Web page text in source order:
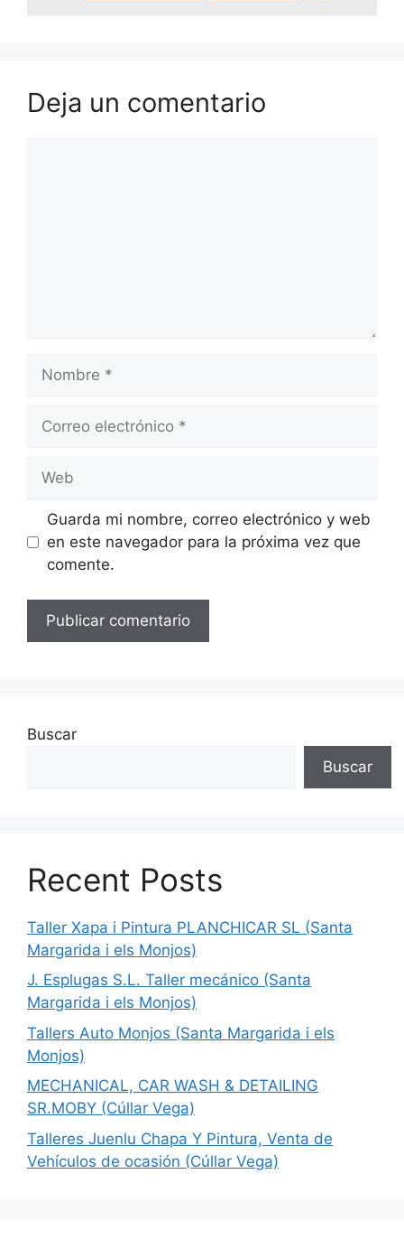
Deja un comentario
Nombre
Correo
Web
Guarda mi nombre, correo electrónico y web
en este navegador para la próxima vez que
comente.
Buscar
Buscar
Recent Posts
Taller Xapa i Pintura PLANCHICAR SL (Santa
Margarida i els Monjos)
J. Esplugas S.L. Taller mecánico (Santa
Margarida i els Monjos)
Tallers Auto Monjos (Santa Margarida i els
Monjos)
MECHANICAL, CAR WASH & DETAILING
SR.MOBY (Cúllar Vega)
Talleres Juenlu Chapa Y Pintura, Venta de
Vehículos de ocasión (Cúllar Vega)